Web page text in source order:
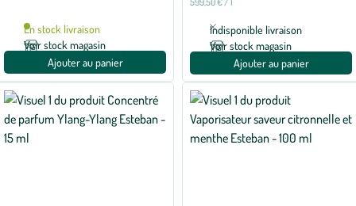
En stock livraison
Voir stock magasin
Ajouter au panier
Indisponible livraison
Voir stock magasin
Ajouter au panier